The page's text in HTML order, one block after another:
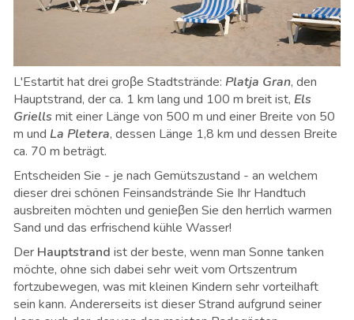
L'Estartit hat drei groβe Stadtstrände: Platja Gran, den
Hauptstrand, der ca. 1 km lang und 100 m breit ist, Els
Griells mit einer Länge von 500 m und einer Breite von 50
m und La Pletera, dessen Länge 1,8 km und dessen Breite
ca. 70 m beträgt.
Entscheiden Sie - je nach Gemütszustand - an welchem
dieser drei schönen Feinsandstrände Sie Ihr Handtuch
ausbreiten möchten und genieβen Sie den herrlich warmen
Sand und das erfrischend kühle Wasser!
Der Hauptstrand ist der beste, wenn man Sonne tanken
möchte, ohne sich dabei sehr weit vom Ortszentrum
fortzubewegen, was mit kleinen Kindern sehr vorteilhaft
sein kann. Andererseits ist dieser Strand aufgrund seiner